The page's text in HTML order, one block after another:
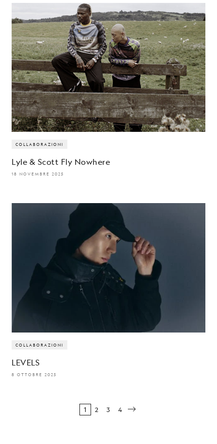
COLLABORAZIONI
Lyle & Scott Fly Nowhere
18 NOVEMBRE 2025
COLLABORAZIONI
LEVELS
8 OTTOBRE 2025
1 2 3 4